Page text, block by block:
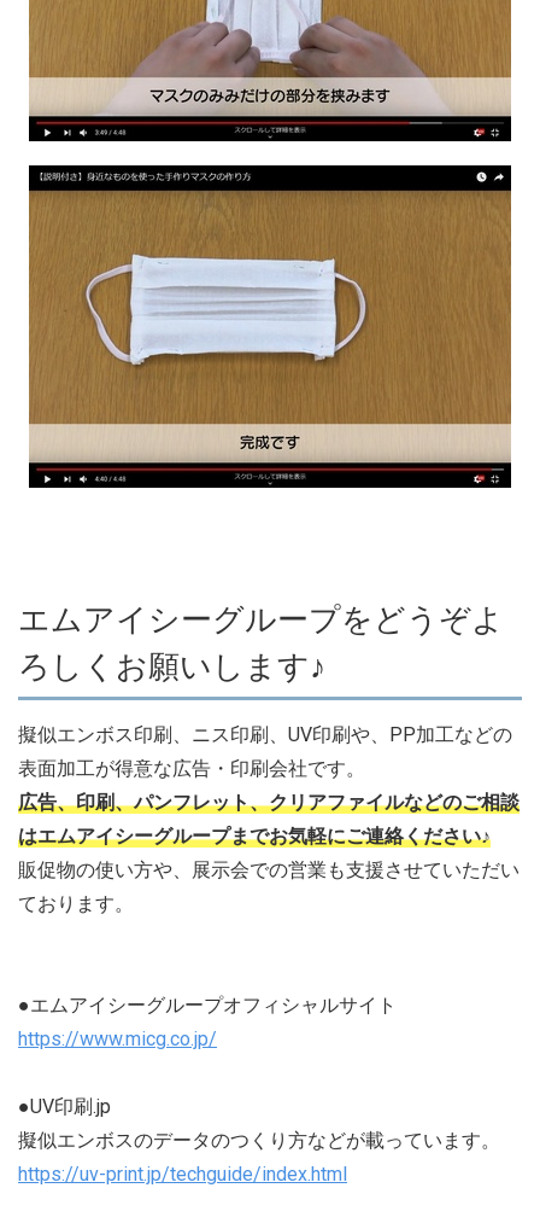
エムアイシーグループをどうぞよ
ろしくお願いします♪
擬似エンボス印刷、ニス印刷、UV印刷や、PP加工などの
表面加工が得意な広告・印刷会社です。
広告、印刷、パンフレット、クリアファイルなどのご相談
はエムアイシーグループまでお気軽にご連絡ください♪
販促物の使い方や、展示会での営業も支援させていただい
ております。
●エムアイシーグループオフィシャルサイト
https://www.micg.co.jp/
●UV印刷.jp
擬似エンボスのデータのつくり方などが載っています。
https://uv-print.jp/techguide/index.html